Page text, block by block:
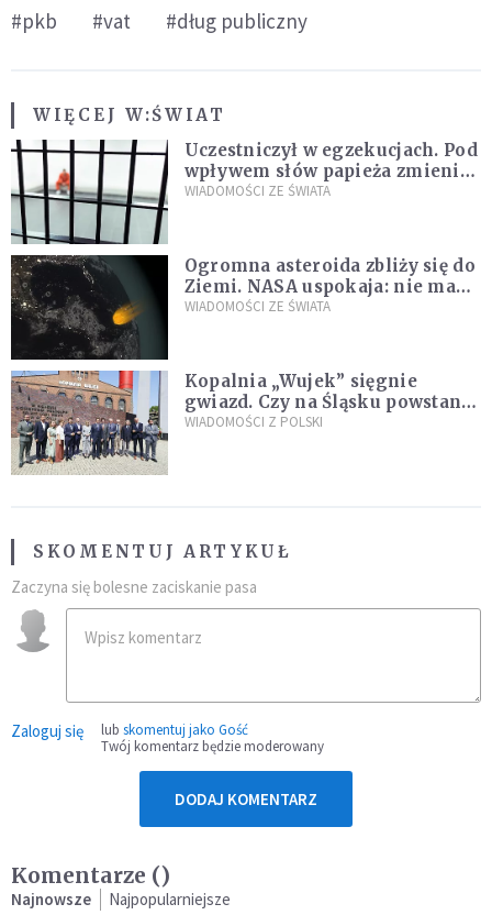
#pkb
#vat #dług publiczny
WIĘCEJ W:ŚWIAT
Uczestniczył w egzekucjach. Pod
wpływem słów papieża zmienił
zdanie
WIADOMOŚCI ZE ŚWIATA
Ogromna asteroida zbliży się do
Ziemi. NASA uspokaja: nie ma
zagrożenia
WIADOMOŚCI ZE ŚWIATA
Kopalnia „Wujek” sięgnie
gwiazd. Czy na Śląsku powstanie
„Dolina Krzemowa”?
WIADOMOŚCI Z POLSKI
SKOMENTUJ ARTYKUŁ
Zaczyna się bolesne zaciskanie pasa
Zaloguj się lub skomentuj jako Gość
Twój komentarz będzie moderowany
DODAJ KOMENTARZ
Komentarze ()
Najnowsze Najpopularniejsze